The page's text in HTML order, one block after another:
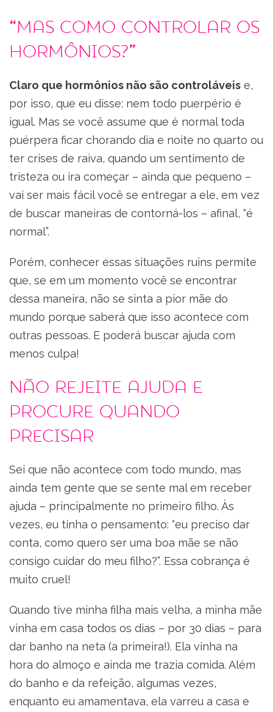
“Mas como controlar os
hormônios?”
Claro que hormônios não são controláveis e,
por isso, que eu disse: nem todo puerpério é
igual. Mas se você assume que é normal toda
puérpera ficar chorando dia e noite no quarto ou
ter crises de raiva, quando um sentimento de
tristeza ou ira começar – ainda que pequeno –
vai ser mais fácil você se entregar a ele, em vez
de buscar maneiras de contorná-los – afinal, “é
normal”.
Porém, conhecer essas situações ruins permite
que, se em um momento você se encontrar
dessa maneira, não se sinta a pior mãe do
mundo porque saberá que isso acontece com
outras pessoas. E poderá buscar ajuda com
menos culpa!
Não rejeite ajuda e
procure quando
precisar
Sei que não acontece com todo mundo, mas
ainda tem gente que se sente mal em receber
ajuda – principalmente no primeiro filho. Às
vezes, eu tinha o pensamento: “eu preciso dar
conta, como quero ser uma boa mãe se não
consigo cuidar do meu filho?”. Essa cobrança é
muito cruel!
Quando tive minha filha mais velha, a minha mãe
vinha em casa todos os dias – por 30 dias – para
dar banho na neta (a primeira!). Ela vinha na
hora do almoço e ainda me trazia comida. Além
do banho e da refeição, algumas vezes,
enquanto eu amamentava, ela varreu a casa e